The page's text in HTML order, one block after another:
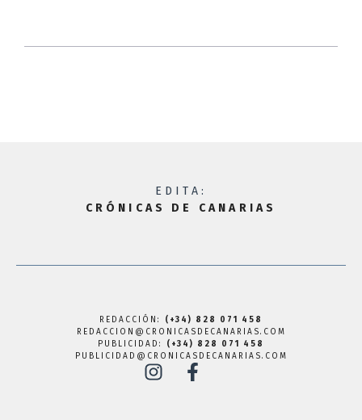
EDITA:
CRÓNICAS DE CANARIAS
REDACCIÓN: (+34) 828 071 458
REDACCION@CRONICASDECANARIAS.COM
PUBLICIDAD: (+34) 828 071 458
PUBLICIDAD@CRONICASDECANARIAS.COM